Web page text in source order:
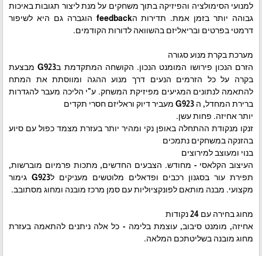
למנועי הסימולציה והפיזיקה בתוך משחקים על מנת ליצור תגובות באיכות
גבוהה יותר בזמן אמת. תדירות הfeedback הוגברה גם היא לשיפור
דרמטי בפרטים ובריאליזם בהשוואה לדורות הקודמים.
מערכת בקרת מנוע סגורה
הזרם הנכון פירושו המומנט הנכון. הקושחה המתקדמת בG923 מבצעת
בקרה על כל הזרמים הנעים דרך מנוע ההגה ומווסתת את המתח
להתאמה לנתונים המגיעים מפיזיקת המשחק. ע"י הליכה מעבר להגדרות
ברירת המחדל, ה G923 מעביר דיוק וראליזם חסרי תקדים
יותר אחיזה. פחות עשן.
זנקו מנקודת ההתחלה באופן נקי ומהיר יותר בעזרת מצמד כפול עם סיוע
בהזנקה במשחקים נתמכים
בנוי ומעוצב למירוצים
העיצוב הקלאסי - מחודש. הצבעים החדשים, מתכות פרמיום מוברשות,
תפירת עור בסגנון רכבים ופדאלים מלוטשים מעניקים לG923 גימור
מקצועי. מבנה מותאם לפונקציוליות עם סמן מרכז מובנה ומחוג מסתובב.
מחוג בחירה עם 24 נקודות
אחיזה, מומנט סיבוב, עוצמת בלימה - כל אלה ניתנים להתאמה בעזרת
מחוג מובנה בשליטתכם המלאה.